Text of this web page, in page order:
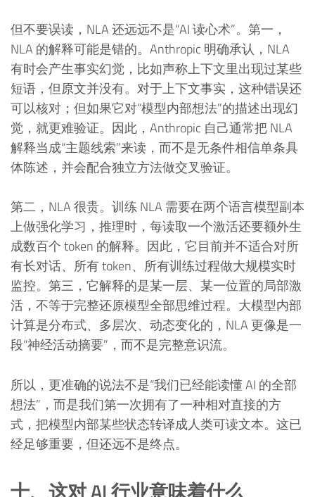
但不要误读，NLA 还远远不是“AI 读心术”。第一，
NLA 的解释可能是错的。Anthropic 明确承认，NLA
有时会产生事实幻觉，比如声称上下文里出现过某些
短语，但原文并没有。对于上下文事实，这种错误还
可以核对；但如果它对“模型内部想法”的描述出现幻
觉，就更难验证。因此，Anthropic 自己通常把 NLA
解释当成“主题线索”来读，而不是无条件相信单条具
体陈述，并会配合独立方法做交叉验证。
第二，NLA 很贵。训练 NLA 需要在两个语言模型副本
上做强化学习，推理时，每读取一个激活还要额外生
成数百个 token 的解释。因此，它目前并不适合对所
有长对话、所有 token、所有训练过程做大规模实时
监控。第三，它解释的是某一层、某一位置的局部激
活，不等于完整还原模型全部思维过程。大模型内部
计算是分布式、多层次、动态变化的，NLA 更像是一
段“神经活动摘要”，而不是完整意识流。
所以，更准确的说法不是“我们已经能读懂 AI 的全部
想法”，而是我们第一次拥有了一种相对直接的方
式，把模型内部某些状态转译成人类可读文本。这已
经足够重要，但还远不是终点。
十、这对 AI 行业意味着什么